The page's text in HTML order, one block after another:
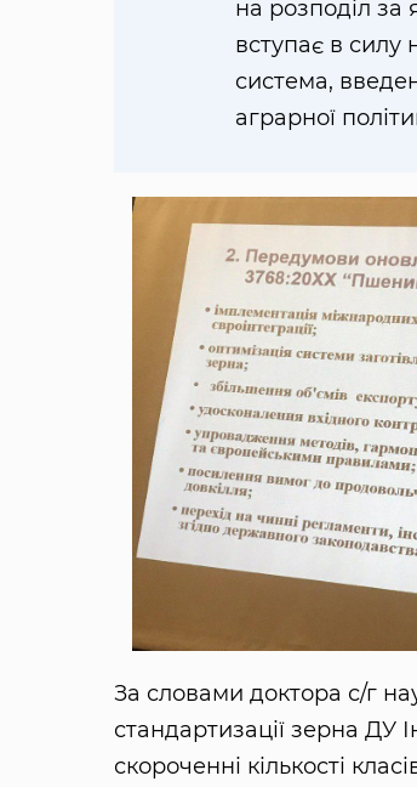
на розподіл
вступає в
система,
аграрної
За словами доктора с/г
стандартизації зерна ДУ
скороченні кількості